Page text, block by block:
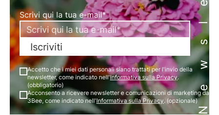
Scrivi qui la tua e-mail*
Iscriviti
Accetto che i miei dati personali siano trattati per l'invio della
newsletter, come indicato nell'Informativa sulla Privacy.
(obbligatorio)
Acconsento a ricevere newsletter e comunicazioni di marketing da
3Bee, come indicato nell'Informativa sulla Privacy. (opzionale)